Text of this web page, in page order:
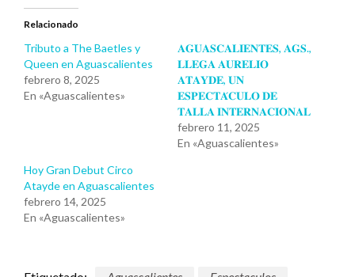
Relacionado
Tributo a The Baetles y
Queen en Aguascalientes
febrero 8, 2025
En «Aguascalientes»
𝐀𝐆𝐔𝐀𝐒𝐂𝐀𝐋𝐈𝐄𝐍𝐓𝐄𝐒, 𝐀𝐆𝐒.,
𝐋𝐋𝐄𝐆𝐀 𝐀𝐔𝐑𝐄𝐋𝐈𝐎
𝐀𝐓𝐀𝐘𝐃𝐄, 𝐔𝐍
𝐄𝐒𝐏𝐄𝐂𝐓𝐀́𝐂𝐔𝐋𝐎 𝐃𝐄
𝐓𝐀𝐋𝐋𝐀 𝐈𝐍𝐓𝐄𝐑𝐍𝐀𝐂𝐈𝐎𝐍𝐀𝐋
febrero 11, 2025
En «Aguascalientes»
Hoy Gran Debut Circo
Atayde en Aguascalientes
febrero 14, 2025
En «Aguascalientes»